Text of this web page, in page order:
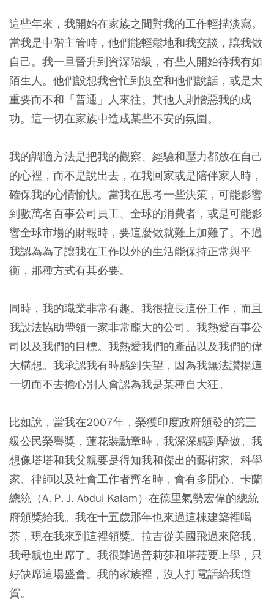
這些年來，我開始在家族之間對我的工作輕描淡寫。
當我是中階主管時，他們能輕鬆地和我交談，讓我做
自己。我一旦晉升到資深階級，有些人開始待我有如
陌生人。他們設想我會忙到沒空和他們說話，或是太
重要而不和「普通」人來往。其他人則憎惡我的成
功。這一切在家族中造成某些不安的氛圍。
我的調適方法是把我的觀察、經驗和壓力都放在自己
的心裡，而不是說出去，在我回家或是陪伴家人時，
確保我的心情愉快。當我在思考一些決策，可能影響
到數萬名百事公司員工、全球的消費者，或是可能影
響全球市場的財報時，要這麼做就難上加難了。不過
我認為為了讓我在工作以外的生活能保持正常與平
衡，那種方式有其必要。
同時，我的職業非常有趣。我很擅長這份工作，而且
我設法協助帶領一家非常龐大的公司。我熱愛百事公
司以及我們的目標。我熱愛我們的產品以及我們的偉
大構想。我承認我有時感到失望，因為我無法讚揚這
一切而不去擔心別人會認為我是某種自大狂。
比如說，當我在2007年，榮獲印度政府頒發的第三
級公民榮譽獎，蓮花裝勳章時，我深深感到驕傲。我
想像塔塔和我父親要是得知我和傑出的藝術家、科學
家、律師以及社會工作者齊名時，會有多開心。卡蘭
總統（A. P. J. Abdul Kalam）在德里氣勢宏偉的總統
府頒獎給我。我在十五歲那年也來過這棟建築裡喝
茶，現在我來到這裡領獎。拉吉從美國飛過來陪我。
我母親也出席了。我很難過普莉莎和塔菈要上學，只
好缺席這場盛會。我的家族裡，沒人打電話給我道
賀。